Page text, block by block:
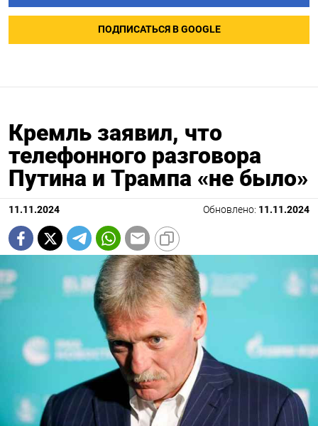
ПОДПИСАТЬСЯ В GOOGLE
Кремль заявил, что
телефонного разговора
Путина и Трампа «не было»
11.11.2024 Обновлено: 11.11.2024